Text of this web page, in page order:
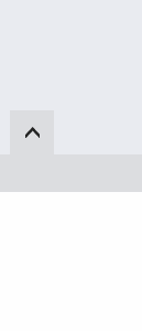
ページ上部